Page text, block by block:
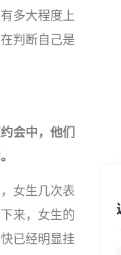
多大程度上
判断自己是
会中，他们
女生几次表
来，女生的
已经明显挂